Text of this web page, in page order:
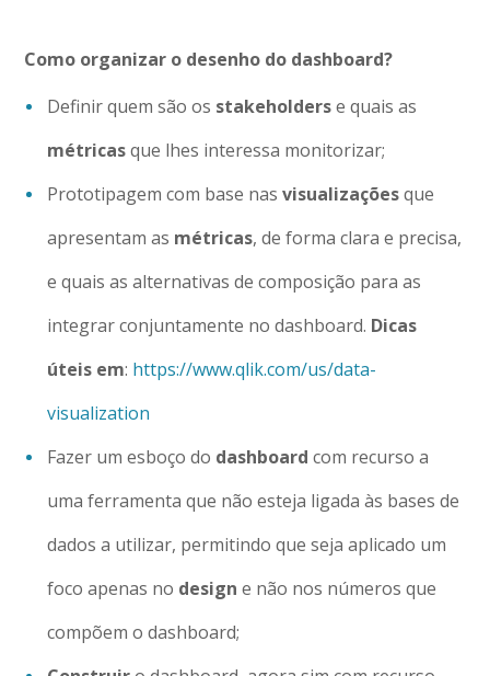
Como organizar o desenho do dashboard?
Definir quem são os stakeholderse quais as
métricasque lhes interessa monitorizar;
Prototipagem com base nasvisualizaçõesque
apresentam as métricas, de forma clara e precisa,
e quais as alternativas de composição para as
integrar conjuntamente no dashboard. Dicas
úteis em: https://www.qlik.com/us/data-
visualization
Fazer um esboço do dashboard com recurso a
uma ferramenta que não esteja ligada às bases de
dados a utilizar, permitindo que seja aplicado um
foco apenas no design e não nos números que
compõem o dashboard;